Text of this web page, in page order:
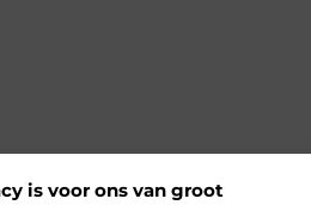
is voor ons van groot